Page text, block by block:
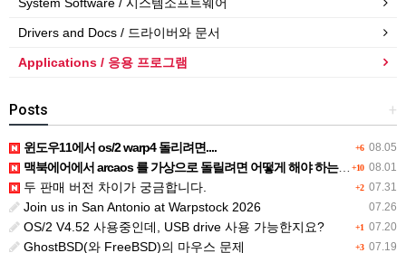
Drivers and Docs / 드라이버와 문서
Applications / 응용 프로그램
+
Posts
+6 08.05
윈도우11에서 os/2 warp4 돌리려면....
+10 08.01
맥북에어에서 arcaos 를 가상으로 돌릴려면 어떻게 해야 하는 지요?
+2 07.31
두 판매 버전 차이가 궁금합니다.
07.26
Join us in San Antonio at Warpstock 2026
+1 07.20
OS/2 V4.52 사용중인데, USB drive 사용 가능한지요?
+3 07.19
GhostBSD(와 FreeBSD)의 마우스 문제